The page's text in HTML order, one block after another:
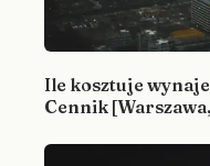
Ile kosztuje
Cennik